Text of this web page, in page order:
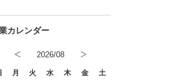
2026/08
月 火 水 木 金
土